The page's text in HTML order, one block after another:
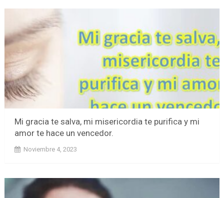
Mi gracia te salva, mi misericordia te purifica y mi
amor te hace un vencedor.
Noviembre 4, 2023